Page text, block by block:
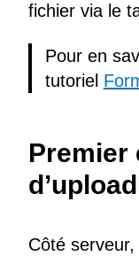
fichier via le
Pour en
tutoriel
Premier
d’upload
Côté